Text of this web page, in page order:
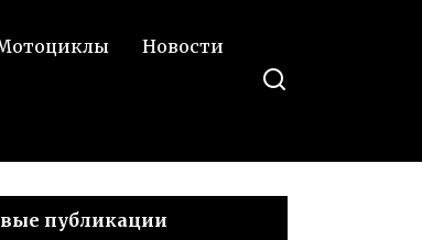
Новости
публикации